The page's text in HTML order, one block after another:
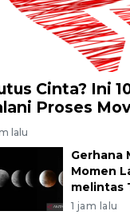
Cinta? Ini
Proses
lalu
Gerhana
Momen
melintas
1 jam lalu